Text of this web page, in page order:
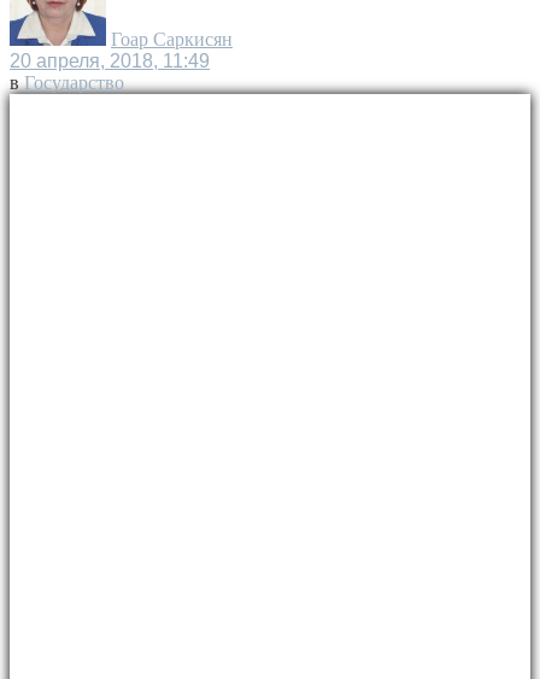
Гоар Саркисян
20 апреля, 2018, 11:49
в Государство